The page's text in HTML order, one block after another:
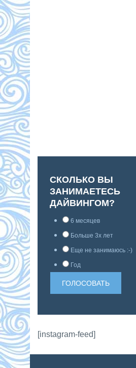
СКОЛЬКО ВЫ
ЗАНИМАЕТЕСЬ
ДАЙВИНГОМ?
6 месяцев
Больше 3х лет
Еще не занимаюсь :-)
Год
[instagram-feed]